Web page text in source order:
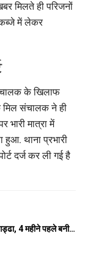
मिलते ही परिजनों
कब्जे में लेकर
के खिलाफ
मिल संचालक ने ही
भारी मात्रा में
हुआ. थाना प्रभारी
दर्ज कर ली गई है
4 महीने पहले बनी…